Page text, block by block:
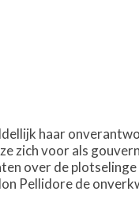
haar
zich voor als
over de
Pellidore de